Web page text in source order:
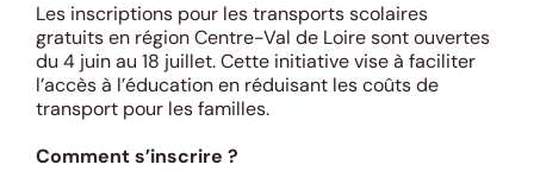
Les inscriptions pour les transports scolaires
gratuits en région Centre-Val de Loire sont ouvertes
du 4 juin au 18 juillet. Cette initiative vise à faciliter
l’accès à l’éducation en réduisant les coûts de
transport pour les familles.
Comment s’inscrire ?